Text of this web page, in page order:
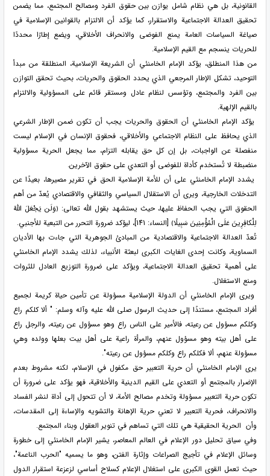
القانونية، بل هي نظام شامل يوازن بين حقوق الفرد ومصالح المجتمع، مما يضمن
تحقيق العدالة الاجتماعية والاستقرار، كما يؤكد أن الالتزام بالقوانين الإسلامية في
صياغة السياسات العامة يمنع الفوضى والانحراف الأخلاقي، ويضع إطارًا محددًا
للحريات ينسجم مع القيم الإسلامية.
من هذا المنطلق، يؤكد الإمام الخامنئي أن الشريعة الإسلامية، المنطلقة من مبدأ
التوحيد، تشكل الإطار المرجعي الذي يحدد الحقوق والحريات، بحيث تحقق التوازن
بين الفرد والمجتمع، وتؤسس لنظام عادل ومستقر قائم على المسؤولية والالتزام
بالقيم الإلهية.
يؤكد الإمام الخامنئي أن الحقوق والحريات يجب أن تكون ضمن الإطار الشرعي
الذي يحافظ على النظام الاجتماعي والأخلاقي، فحقوق الإنسان في الإسلام ليست
منفصلة عن الواجبات، بل إن كل حق يقابله التزام، مما يجعل الحرية مسؤولية
منضبطة لا تُستخدم كأداة للفوضى أو التعدي على حقوق الآخرين.
يشدد الإمام الخامنئي على أن للأمة الإسلامية الحق في تقرير مصيرها، بعيدًا عن
التدخلات الخارجية، ويرى أن الاستقلال السياسي والثقافي والاقتصادي يُعدّ من أهم
الحقوق التي يجب الحفاظ عليها، حيث يستشهد بقول الله تعالى: ﴿وَلَن يَجْعَلَ اللّهُ
لِلْكافِرِينَ عَلَى الْمُؤْمِنِينَ سَبِيلًا﴾ [النساء: 141]، ليؤكد ضرورة التحرر من التبعية للأجنبي.
تُعدّ العدالة الاجتماعية والاقتصادية من المبادئ الجوهرية التي جاءت بها الأديان
السماوية، وكانت إحدى الغايات الكبرى لبعثة الأنبياء، لذلك يشدد الإمام الخامنئي
على أهمية تحقيق العدالة الاجتماعية، ويؤكد على ضرورة التوزيع العادل للثروات
ومنع الاستغلال.
ويرى الإمام الخامنئي أن الدولة الإسلامية مسؤولة عن تأمين حياة كريمة لجميع
أفراد المجتمع، مستندًا إلى حديث الرسول صلى الله عليه وآله وسلم: " ألا كلكم راع
وكلكم مسؤول عن رعيته، فالأمير على الناس راع وهو مسؤول عن رعيته، والرجل راع
على أهل بيته وهو مسؤول عنهم، والمرأة راعية على أهل بيت بعلها وولده وهي
مسؤولة عنهم، ألا فكلكم راع وكلكم مسؤول عن رعيته".
يرى الإمام الخامنئي أن حرية التعبير حق مكفول في الإسلام، لكنه مشروط بعدم
الإضرار بالمجتمع أو التعدي على القيم الدينية والأخلاقية، فهو يؤكد على ضرورة أن
تكون حرية التعبير مسؤولة وتخدم مصالح الأمة، لا أن تتحول إلى أداة لنشر الفساد
والانحراف، فحرية التعبير لا تعني حرية الإهانة والتشويه والإساءة إلى المقدسات،
وأن الحرية الحقيقية هي تلك التي تساهم في تنوير العقول وبناء المجتمع.
وفي سياق تحليل دور الإعلام في العالم المعاصر، يشير الإمام الخامنئي إلى خطورة
وسائل الإعلام في تأجيج الصراعات وإثارة الفتن، وهو ما يسميه "الحرب الناعمة"،
حيث تعمل القوى الكبرى على استغلال الإعلام كسلاح أساسي لزعزعة استقرار الدول